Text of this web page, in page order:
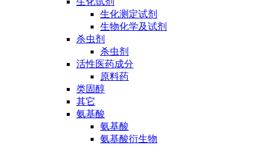
生化测定试剂
生物化学及试剂
杀虫剂
杀虫剂
活性医药成分
原料药
类固醇
其它
氨基酸
氨基酸
氨基酸衍生物